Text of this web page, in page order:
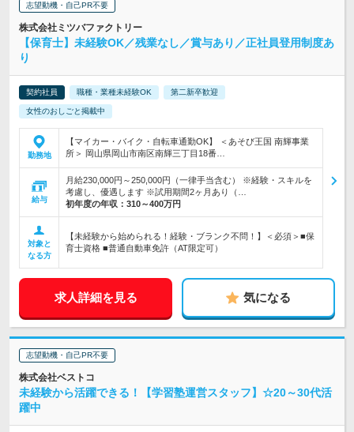
志望動機・自己PR不要
株式会社ミツバファクトリー
【保育士】未経験OK／残業なし／賞与あり／正社員登用制度あ
り
契約社員 職種・業種未経験OK 第二新卒歓迎
女性のおしごと掲載中
勤務地
【マイカー・バイク・自転車通勤OK】 ＜あそび王国 南輝事業
所＞ 岡山県岡山市南区南輝三丁目18番…
給与
月給230,000円～250,000円（一律手当含む） ※経験・スキルを
考慮し、優遇します ※試用期間2ヶ月あり（…
初年度の年収： 310～400万円
対象と
なる方
【未経験から始められる！経験・ブランク不問！】＜必須＞■保
育士資格 ■普通自動車免許（AT限定可）
求人詳細を見る 気になる
志望動機・自己PR不要
株式会社ベストコ
未経験から活躍できる！【学習塾運営スタッフ】☆20～30代活
躍中